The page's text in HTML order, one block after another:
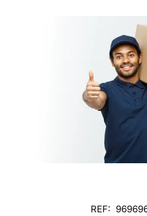
REF: